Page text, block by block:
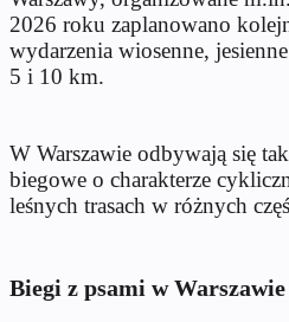
2026 roku zaplanowano
wydarzenia wiosenne,
5 i 10 km.
W Warszawie odbywają się
biegowe o charakterze
leśnych trasach w różnych
Biegi z psami w Warszawie